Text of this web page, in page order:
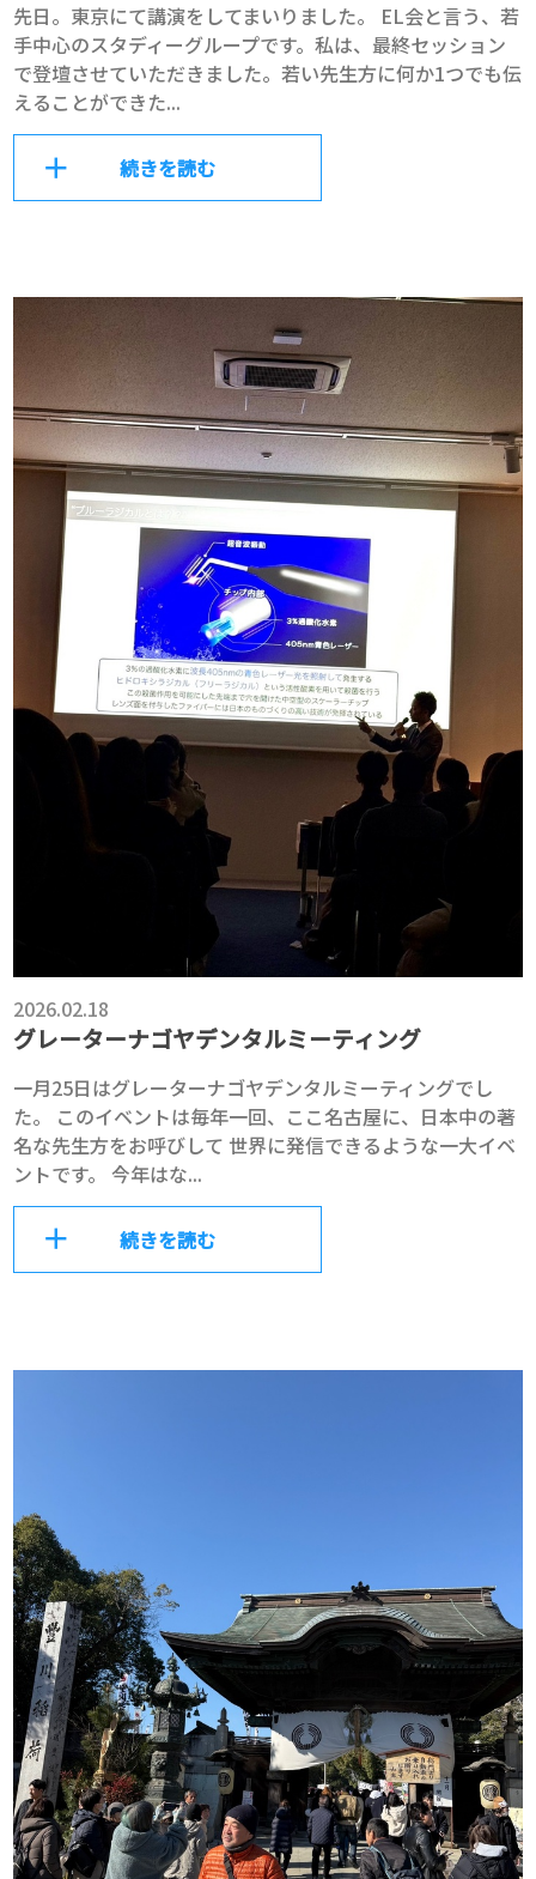
先日。東京にて講演をしてまいりました。 EL会と言う、若
手中心のスタディーグループです。私は、最終セッション
で登壇させていただきました。若い先生方に何か1つでも伝
えることができた...
続きを読む
2026.02.18
グレーターナゴヤデンタルミーティング
一月25日はグレーターナゴヤデンタルミーティングでし
た。 このイベントは毎年一回、ここ名古屋に、日本中の著
名な先生方をお呼びして 世界に発信できるような一大イベ
ントです。 今年はな...
続きを読む